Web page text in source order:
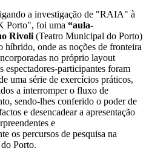
a investigação de "RAIA" à
Porto", foi uma “aula-
Rivoli (Teatro Municipal do Porto)
híbrido, onde as noções de fronteira
no próprio layout
espectadores-participantes foram
uma série de exercícios práticos,
a interromper o fluxo de
sendo-lhes conferido o poder de
e desencadear a apresentação
e
os percursos de pesquisa na
Porto.